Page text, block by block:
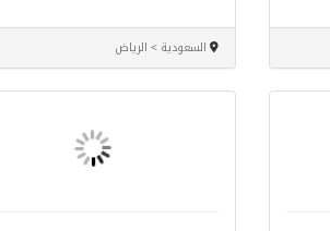
السعودية > الرياض